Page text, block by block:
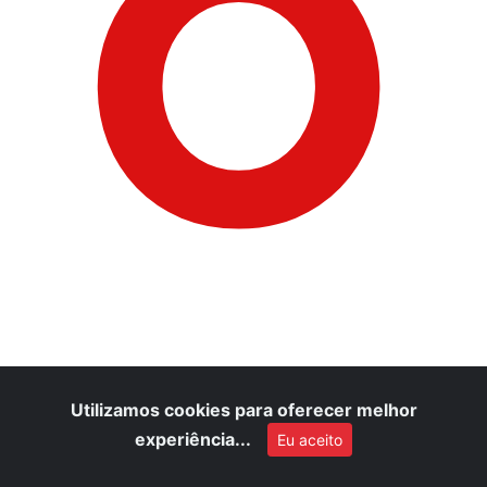
O
Utilizamos cookies para oferecer melhor
experiência...
Eu aceito